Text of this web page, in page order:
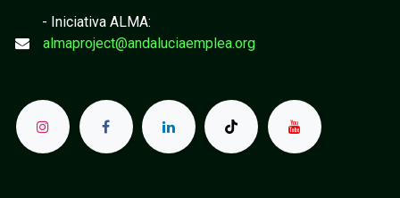
- Iniciativa ALMA:
almaproject@andaluciaemplea.org